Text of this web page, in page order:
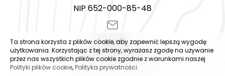
NIP 652-000-85-48
E-mail:
biuro@polkadrzwi.pl
Ta strona korzysta z plików cookie, aby zapewnić lepszą wygodę
użytkowania. Korzystając z tej strony, wyrażasz zgodę na używanie
przez nas wszystkich plików cookie zgodnie z warunkami naszej
Polityki plików cookie, Polityka prywatności.